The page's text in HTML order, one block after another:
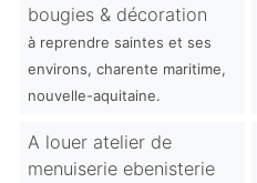
bougies & décoration
à reprendre saintes et ses
environs, charente maritime,
nouvelle-aquitaine.
A louer atelier de
menuiserie ebenisterie